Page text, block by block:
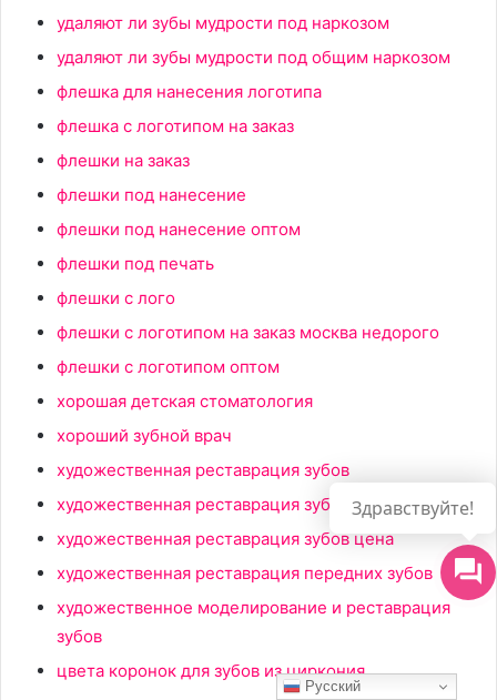
удаляют ли зубы мудрости под наркозом
удаляют ли зубы мудрости под общим наркозом
флешка для нанесения логотипа
флешка с логотипом на заказ
флешки на заказ
флешки под нанесение
флешки под нанесение оптом
флешки под печать
флешки с лого
флешки с логотипом на заказ москва недорого
флешки с логотипом оптом
хорошая детская стоматология
хороший зубной врач
художественная реставрация зубов
художественная реставрация зубов москва
художественная реставрация зубов цена
художественная реставрация передних зубов
художественное моделирование и реставрация
зубов
цвета коронок для зубов из циркония
Русский
Здравствуйте!